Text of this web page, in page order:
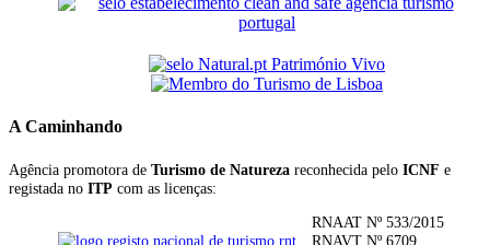
A Caminhando
Agência promotora de Turismo de Natureza reconhecida pelo ICNF e
registada no ITP com as licenças:
RNAAT Nº 533/2015
RNAVT Nº 6709